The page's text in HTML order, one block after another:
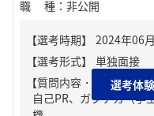
職種 ： 非公開
【質問内容・課題】
自己PR、ガクチカ（学
選考体